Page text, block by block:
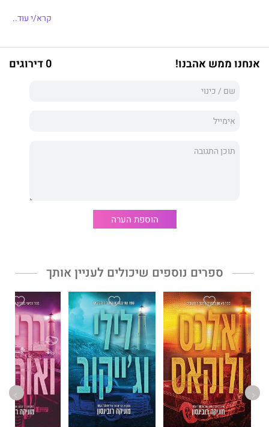
האפשרות שאני עלול לאבד את חיי. אבל אפילו מלאך המוות לא
חיכה לי בזרועות פתוחות.
נלחמתי למען המדינה שלי.
נלחמתי למענה...
במלחמה ושלום, בשנאה ואהבה. הדרך לשום מקום תוביל אתכם
מוניקה רובינסוןזכתה להכרה רבה על עבודתה וספריה תורגמו למגוון
שפות. עד כה ראו אור בישראל: סדרת VIP, סדרת החבר'ה הטובים, אל
דיאבלו, וכעתדואט הדרכים :הדרך לשום מקוםו־דרך ללא מוצא.
קרא/י עוד..
אנחנו ממש אהבנו! 0 דירוגים
הוספת הערה
ספרים נוספים שיכולים לעניין אותך